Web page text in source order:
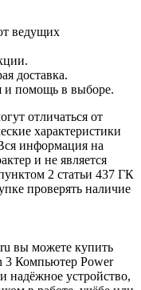
ведущих
доставка.
и помощь в выборе.
отличаться от
характеристики
информация на
и не является
2 статьи 437 ГК
проверять наличие
вы можете купить
3 Компьютер Power
устройство,